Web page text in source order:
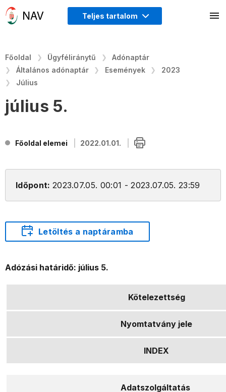
Teljes tartalom
Főoldal Ügyféliránytű
Adónaptár
Általános adónaptár
Események
2023
Július
július 5.
Főoldal elemei 2022.01.01.
Időpont: 2023.07.05. 00:01 - 2023.07.05. 23:59
Letöltés a naptáramba
Adózási határidő: július 5.
Kötelezettség
Nyomtatvány jele
INDEX
Adatszolgáltatás